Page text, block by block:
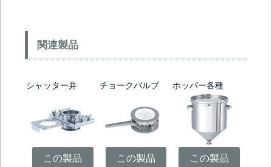
関連製品
シャッター弁
この製品
チョークバルブ
この製品
ホッパー各種
この製品